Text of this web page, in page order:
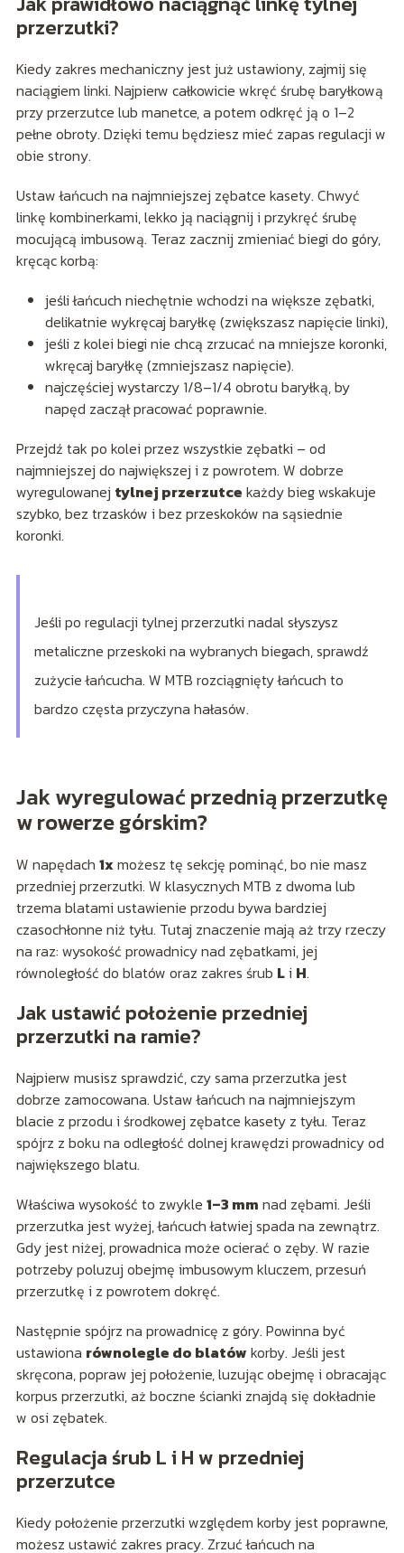
przerzutki?
Kiedy zakres mechaniczny jest już ustawiony, zajmij się
naciągiem linki. Najpierw całkowicie wkręć śrubę baryłkową
przy przerzutce lub manetce, a potem odkręć ją o 1–2
pełne obroty. Dzięki temu będziesz mieć zapas regulacji w
obie strony.
Ustaw łańcuch na najmniejszej zębatce kasety. Chwyć
linkę kombinerkami, lekko ją naciągnij i przykręć śrubę
mocującą imbusową. Teraz zacznij zmieniać biegi do góry,
kręcąc korbą:
jeśli łańcuch niechętnie wchodzi na większe zębatki,
delikatnie wykręcaj baryłkę (zwiększasz napięcie linki),
jeśli z kolei biegi nie chcą zrzucać na mniejsze koronki,
wkręcaj baryłkę (zmniejszasz napięcie).
najczęściej wystarczy 1/8–1/4 obrotu baryłką, by
napęd zaczął pracować poprawnie.
Przejdź tak po kolei przez wszystkie zębatki – od
najmniejszej do największej i z powrotem. W dobrze
wyregulowanej tylnej przerzutce każdy bieg wskakuje
szybko, bez trzasków i bez przeskoków na sąsiednie
koronki.
Jeśli po regulacji tylnej przerzutki nadal słyszysz
metaliczne przeskoki na wybranych biegach, sprawdź
zużycie łańcucha. W MTB rozciągnięty łańcuch to
bardzo częsta przyczyna hałasów.
Jak wyregulować przednią przerzutkę
w rowerze górskim?
W napędach 1xmożesz tę sekcję pominąć, bo nie masz
przedniej przerzutki. W klasycznych MTB z dwoma lub
trzema blatami ustawienie przodu bywa bardziej
czasochłonne niż tyłu. Tutaj znaczenie mają aż trzy rzeczy
na raz: wysokość prowadnicy nad zębatkami, jej
równoległość do blatów oraz zakres śrub Li H.
Jak ustawić położenie przedniej
przerzutki na ramie?
Najpierw musisz sprawdzić, czy sama przerzutka jest
dobrze zamocowana. Ustaw łańcuch na najmniejszym
blacie z przodu i środkowej zębatce kasety z tyłu. Teraz
spójrz z boku na odległość dolnej krawędzi prowadnicy od
największego blatu.
Właściwa wysokość to zwykle 1–3 mm nad zębami. Jeśli
przerzutka jest wyżej, łańcuch łatwiej spada na zewnątrz.
Gdy jest niżej, prowadnica może ocierać o zęby. W razie
potrzeby poluzuj obejmę imbusowym kluczem, przesuń
przerzutkę i z powrotem dokręć.
Następnie spójrz na prowadnicę z góry. Powinna być
ustawiona równolegle do blatów korby. Jeśli jest
skręcona, popraw jej położenie, luzując obejmę i obracając
korpus przerzutki, aż boczne ścianki znajdą się dokładnie
w osi zębatek.
Regulacja śrub L i H w przedniej
przerzutce
Kiedy położenie przerzutki względem korby jest poprawne,
możesz ustawić zakres pracy. Zrzuć łańcuch na